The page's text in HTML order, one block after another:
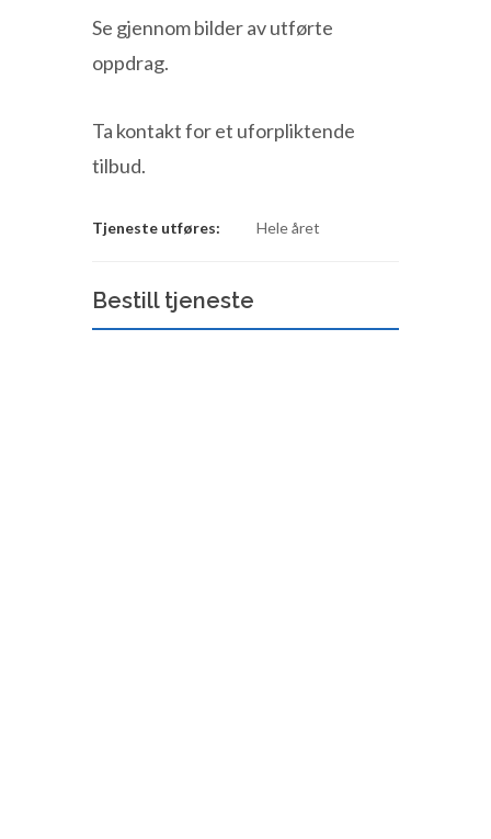
Se gjennom bilder av utførte
oppdrag.
Ta kontakt for et uforpliktende
tilbud.
Tjeneste utføres: Hele året
Bestill tjeneste